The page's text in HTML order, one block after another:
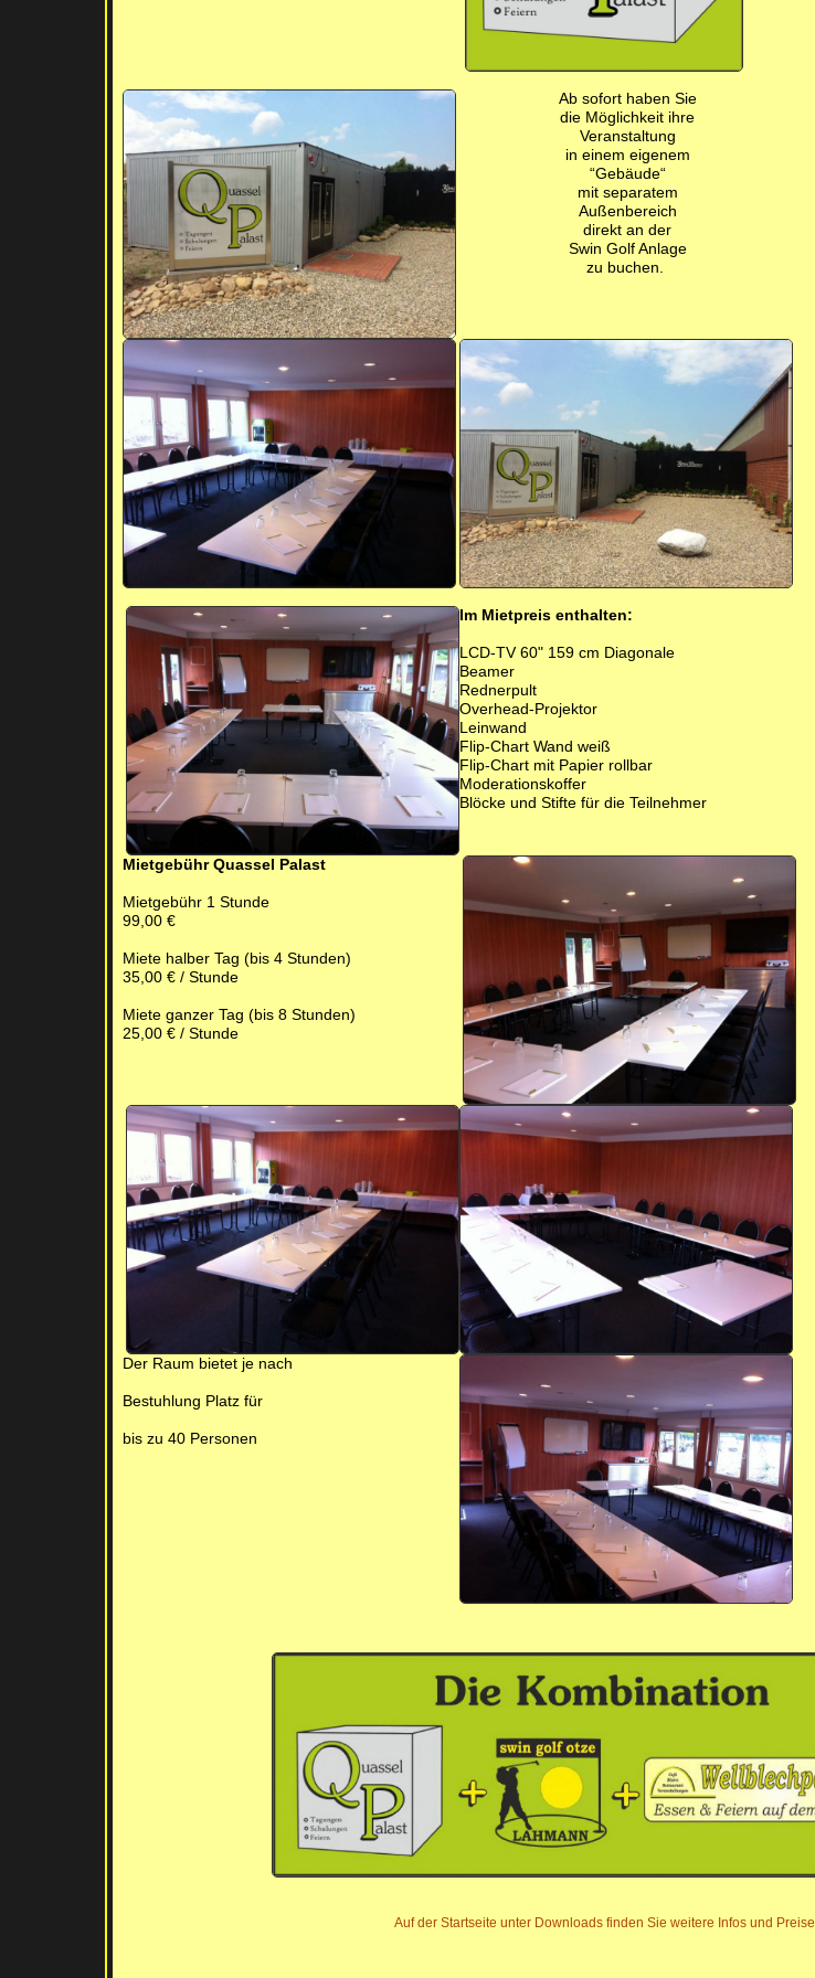
Ab sofort haben Sie
die Möglichkeit ihre
Veranstaltung
in einem eigenem
“Gebäude“
mit separatem
Außenbereich
direkt an der
Swin Golf Anlage
zu buchen.
Im Mietpreis enthalten:
LCD-TV 60" 159 cm Diagonale
Beamer
Rednerpult
Overhead-Projektor
Leinwand
Flip-Chart Wand weiß
Flip-Chart mit Papier rollbar
Moderationskoffer
Blöcke und Stifte für die Teilnehmer
Mietgebühr Quassel Palast
Mietgebühr 1 Stunde
99,00 €
Miete halber Tag (bis 4 Stunden)
35,00 € / Stunde
Miete ganzer Tag (bis 8 Stunden)
25,00 € / Stunde
Der Raum bietet je nach
Bestuhlung Platz für
bis zu 40 Personen
Auf der Startseite unter Downloads finden Sie weitere Infos und Preise